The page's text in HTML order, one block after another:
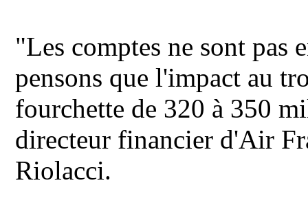
"Les comptes ne sont pas
pensons que l'impact au
fourchette de 320 à 350
directeur financier d'Air
Riolacci.